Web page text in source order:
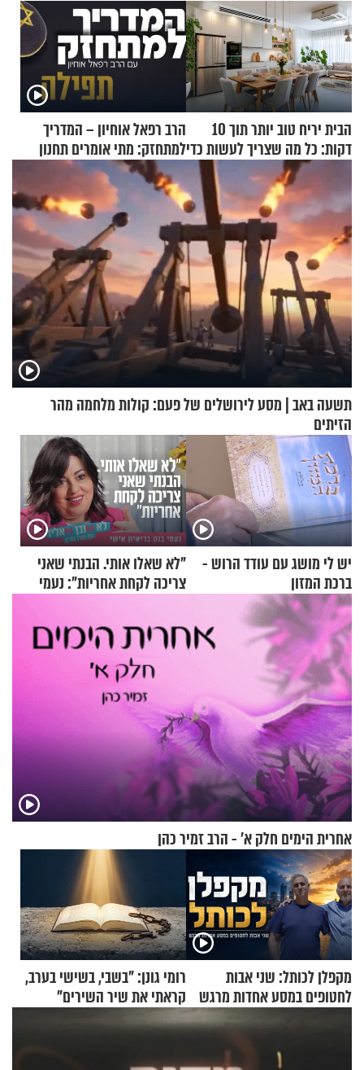
הבית יריח טוב יותר תוך 10
דקות: כל מה שצריך לעשות כדי
לרענן את הבית
הרב רפאל אוחיון – המדריך
למתחזק: מתי אומרים תחנון
ואיך עולים לתורה?
תשעה באב | מסע לירושלים של פעם: קולות מלחמה מהר
הזיתים
יש לי מושג עם עודד הרוש -
ברכת המזון
"לא שאלו אותי. הבנתי שאני
צריכה לקחת אחריות": נעמי
אחרית הימים חלק א’ - הרב זמיר כהן
מקפלן לכותל: שני אבות
לחטופים במסע אחדות מרגש
רומי גונן: "בשבי, בשישי בערב,
קראתי את שיר השירים"